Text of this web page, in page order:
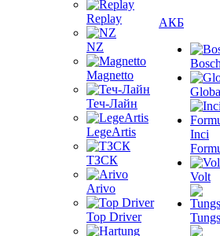
Replay
NZ
Magnetto
Теч-Лайн
LegeArtis
ТЗСК
Arivo
Top Driver
АКБ
Inci
Volt